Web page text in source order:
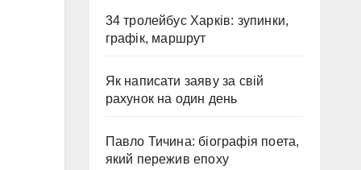
34 тролейбус Харків: зупинки,
графік, маршрут
Як написати заяву за свій
рахунок на один день
Павло Тичина: біографія поета,
який пережив епоху